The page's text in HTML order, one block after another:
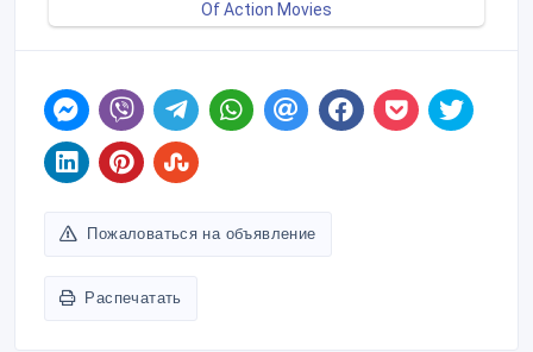
Пожаловаться на объявление
Распечатать